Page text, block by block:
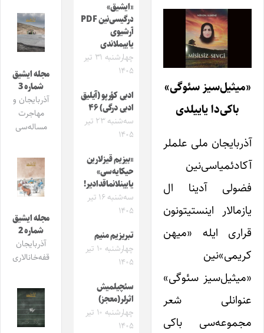
«میثیل‌سیز سئوگی»
باکی‌دا یاییلدی
آذربایجان ملی علملر
آکادئمیاسی‌نین
فضولی آدینا ال
یازمالار اینستیتونون
قراری ایله «میهن
کریمی»نین
«میثیل‌سیز سئوگی»
عنوانلی شعر
مجموعه‌سی باکی
«ایشیق»
درگیسی‌نین PDF
آرشیوی
یاییملاندی
چهارشنبه ۳۱ تیر
۱۴۰۵
ادبی کؤرپو (آیلیق
ادبی درگی) ۴۶
سه‌شنبه ۲۳ تیر
۱۴۰۵
«بیزیم قیزلارین
حیکایه‌سی»
یایینلانماقدادیر!
سه‌شنبه ۱۶ تیر
۱۴۰۵
تبریزیم منیم
چهارشنبه ۱۰ تیر
۱۴۰۵
سئچیلمیش
اثرلر(معجز)
چهارشنبه ۱۰ تیر
۱۴۰۵
مجله ایشیق
شماره 3
آذربایجان و
مهاجرت
مساله‌سی
مجله ایشیق
شماره 2
آذربایجان
قفه‌خانالاری